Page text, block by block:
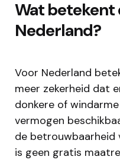
Wat betekent
Nederland?
Voor Nederland
meer zekerheid dat
donkere of
vermogen
de betrouwbaarheid
is geen gratis